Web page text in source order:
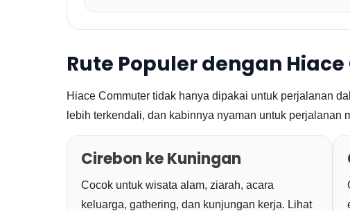
Rute Populer dengan
Hiace Commuter tidak hanya dipakai untuk perjalanan
lebih terkendali, dan kabinnya nyaman untuk perjalanan
Cirebon ke Kuningan
Cocok untuk wisata alam, ziarah, acara
keluarga, gathering, dan kunjungan kerja. Lihat